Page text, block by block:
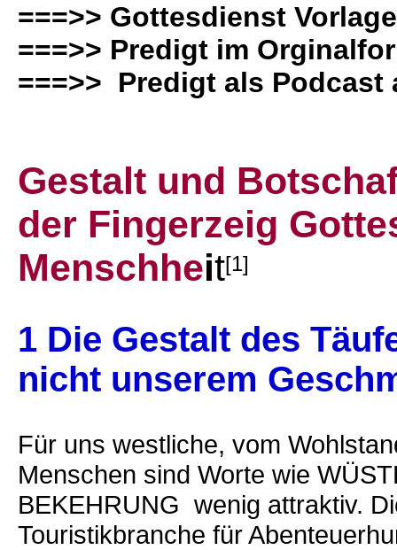
===>> Gottesdienst
===>> Predigt im
===>> Predigt als
Gestalt und
der Fingerzeig
Menschheit[1]
1 Die Gestalt des
nicht unserem
Für uns westliche, vom
Menschen sind Worte wie
BEKEHRUNG wenig attraktiv.
Touristikbranche für